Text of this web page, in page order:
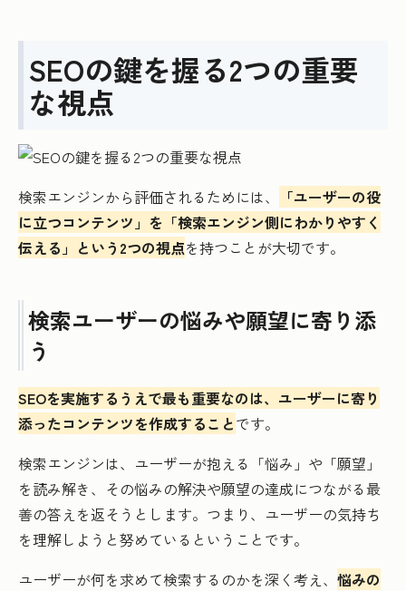
SEOの鍵を握る2つの重要
な視点
検索エンジンから評価されるためには、
「ユーザーの役
に立つコンテンツ」を「検索エンジン側にわかりやすく
伝える」という2つの視点を持つことが大切です。
検索ユーザーの悩みや願望に寄り添
う
SEOを実施するうえで最も重要なのは、ユーザーに寄り
添ったコンテンツを作成することです。
検索エンジンは、ユーザーが抱える「悩み」や「願望」
を読み解き、その悩みの解決や願望の達成につながる最
善の答えを返そうとします。つまり、ユーザーの気持ち
を理解しようと努めているということです。
ユーザーが何を求めて検索するのかを深く考え、 悩みの